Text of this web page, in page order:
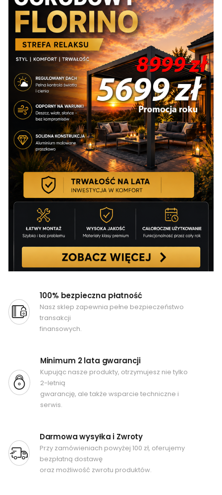
100% bezpieczna płatność
Nasz sklep zapewnia pełne bezpieczeństwo
transakcji
finansowych.
Minimum 2 lata gwarancji
Kupując nasze produkty, otrzymujesz nie tylko
2-letnią
gwarancję, ale także wsparcie techniczne i
serwis.
Darmowa wysyłka i Zwroty
Przy zamówieniach powyżej 100 zł, oferujemy
bezpłatną dostawę
oraz możliwość zwrotu produktów.